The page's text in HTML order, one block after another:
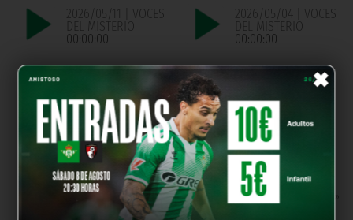
×
2026/05/11 | VOCES
DEL MISTERIO
00:00:00
2026/05/04 | VOCES
DEL MISTERIO
00:00:00
00:00:00
2026/04/13 | VOCES
00:00:00
OUR PARTNERS